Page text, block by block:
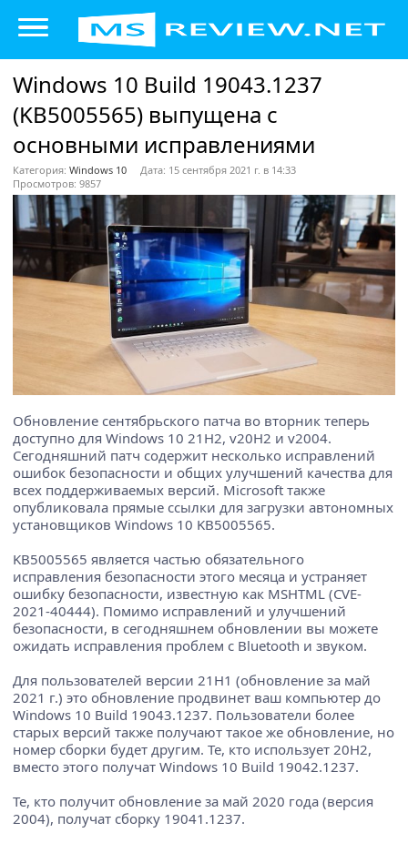
Windows 10 Build 19043.1237
(KB5005565) выпущена с
основными исправлениями
Категория: Windows 10
Дата: 15 сентября 2021 г. в 14:33
Просмотров: 9857
Обновление сентябрьского патча во вторник теперь
доступно для Windows 10 21H2, v20H2 и v2004.
Сегодняшний патч содержит несколько исправлений
ошибок безопасности и общих улучшений качества для
всех поддерживаемых версий. Microsoft также
опубликовала прямые ссылки для загрузки автономных
установщиков Windows 10 KB5005565.
KB5005565 является частью обязательного
исправления безопасности этого месяца и устраняет
ошибку безопасности, известную как MSHTML (CVE-
2021-40444). Помимо исправлений и улучшений
безопасности, в сегодняшнем обновлении вы можете
ожидать исправления проблем с Bluetooth и звуком.
Для пользователей версии 21H1 (обновление за май
2021 г.) это обновление продвинет ваш компьютер до
Windows 10 Build 19043.1237. Пользователи более
старых версий также получают такое же обновление, но
номер сборки будет другим. Те, кто использует 20H2,
вместо этого получат Windows 10 Build 19042.1237.
Те, кто получит обновление за май 2020 года (версия
2004), получат сборку 19041.1237.